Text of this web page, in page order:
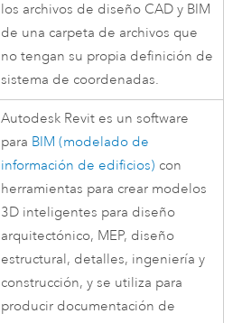
los archivos de diseño CAD y BIM
de una carpeta de archivos que
no tengan su propia definición de
sistema de coordenadas.
Autodesk Revit es un software
para BIM (modelado de
información de edificios) con
herramientas para crear modelos
3D inteligentes para diseño
arquitectónico, MEP, diseño
estructural, detalles, ingeniería y
construcción, y se utiliza para
producir documentación de